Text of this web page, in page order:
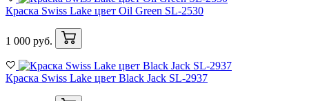
Краска Swiss Lake цвет Oil Green SL-2530
1 000 руб.
Краска Swiss Lake цвет Black Jack SL-2937